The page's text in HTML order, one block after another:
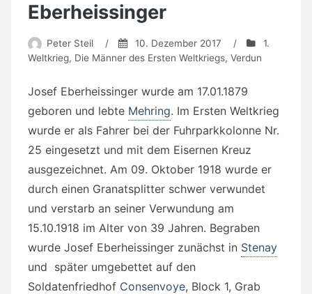
Eberheissinger
Peter Steil / 10. Dezember 2017 /
1.
Weltkrieg, Die Männer des Ersten Weltkriegs, Verdun
Josef Eberheissinger wurde am 17.01.1879
geboren und lebte Mehring. Im Ersten Weltkrieg
wurde er als Fahrer bei der Fuhrparkkolonne Nr.
25 eingesetzt und mit dem Eisernen Kreuz
ausgezeichnet. Am 09. Oktober 1918 wurde er
durch einen Granatsplitter schwer verwundet
und verstarb an seiner Verwundung am
15.10.1918 im Alter von 39 Jahren. Begraben
wurde Josef Eberheissinger zunächst in Stenay
und später umgebettet auf den
Soldatenfriedhof Consenvoye, Block 1, Grab